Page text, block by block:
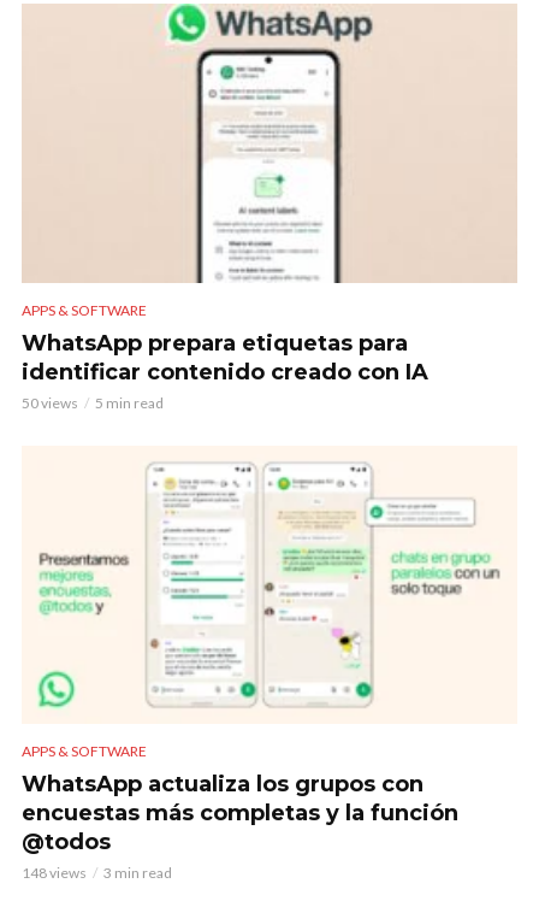
APPS & SOFTWARE
WhatsApp prepara etiquetas para
identificar contenido creado con IA
50 views 5 min read
APPS & SOFTWARE
WhatsApp actualiza los grupos con
encuestas más completas y la función
@todos
148 views 3 min read